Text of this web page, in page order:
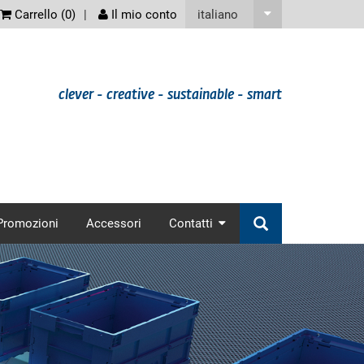
italiano
Carrello (0) Il mio conto
clever - creative - sustainable - smart
Accessori Contatti